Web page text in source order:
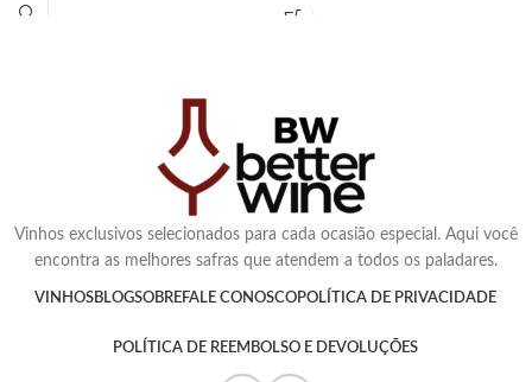
Vinhos exclusivos selecionados para cada ocasião especial. Aqui você
encontra as melhores safras que atendem a todos os paladares.
VINHOSBLOGSOBREFALE CONOSCOPOLÍTICA DE PRIVACIDADE
POLÍTICA DE REEMBOLSO E DEVOLUÇÕES